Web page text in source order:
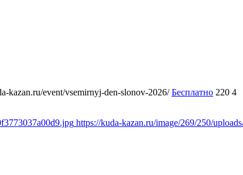
kazan.ru/event/vsemirnyj-den-slonov-2026/ Бесплатно 220 4
https://kuda-kazan.ru/image/269/250/